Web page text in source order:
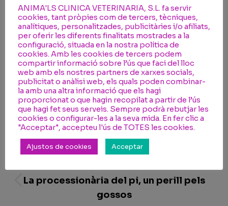
positiva.
PerAnima'ls Clínica Veterinària 21/04/2021
Comparteix la publicació
Share
on
Facebook
Share
on
X
Share
on
Pinterest
Share
on
LinkedIn
Share
on
Post
navigation
Article
arterior:
La processionària del pi, un perill pels
gossos
ANIMA'LS CLINICA VETERINARIA, S.L. fa servir
cookies, tant pròpies com de tercers, tècniques,
analítiques, personalitzades, publicitàries i/o afiliats,
per oferir les diferents finalitats mostrades a la
configuració, situada en la nostra política de
cookies. Amb les cookies de tercers podem
compartir informació sobre l’ús que faci del lloc
web amb els nostres partners de xarxes socials,
publicitat o anàlisi web, els quals poden combinar-
la amb una altra informació que els hagi
proporcionat o que hagin recopilat a partir de l’ús
que hagi fet seus serveis. Sempre podrà rebutjar les
cookies o configurar-les a la seva mida. En fer clic a
"Acceptar", accepteu l'ús de TOTES les cookies.
Ajustos de cookies Acceptar